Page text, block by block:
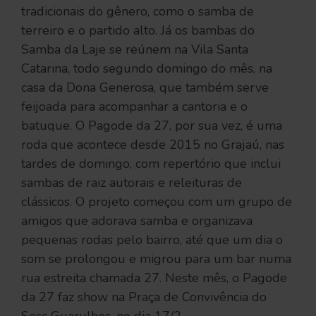
tradicionais do gênero, como o samba de
terreiro e o partido alto. Já os bambas do
Samba da Laje se reúnem na Vila Santa
Catarina, todo segundo domingo do mês, na
casa da Dona Generosa, que também serve
feijoada para acompanhar a cantoria e o
batuque. O Pagode da 27, por sua vez, é uma
roda que acontece desde 2015 no Grajaú, nas
tardes de domingo, com repertório que inclui
sambas de raiz autorais e releituras de
clássicos. O projeto começou com um grupo de
amigos que adorava samba e organizava
pequenas rodas pelo bairro, até que um dia o
som se prolongou e migrou para um bar numa
rua estreita chamada 27. Neste mês, o Pagode
da 27 faz show na Praça de Convivência do